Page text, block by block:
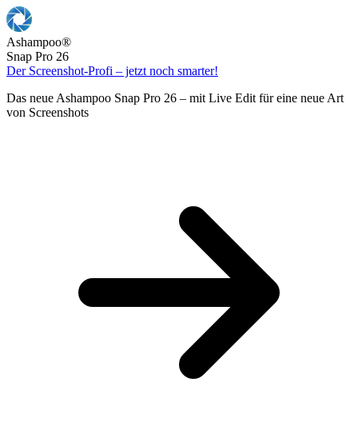
Ashampoo®
Snap Pro 26
Der Screenshot-Profi – jetzt noch smarter!
Das neue Ashampoo Snap Pro 26 – mit Live Edit für eine neue Art
von Screenshots